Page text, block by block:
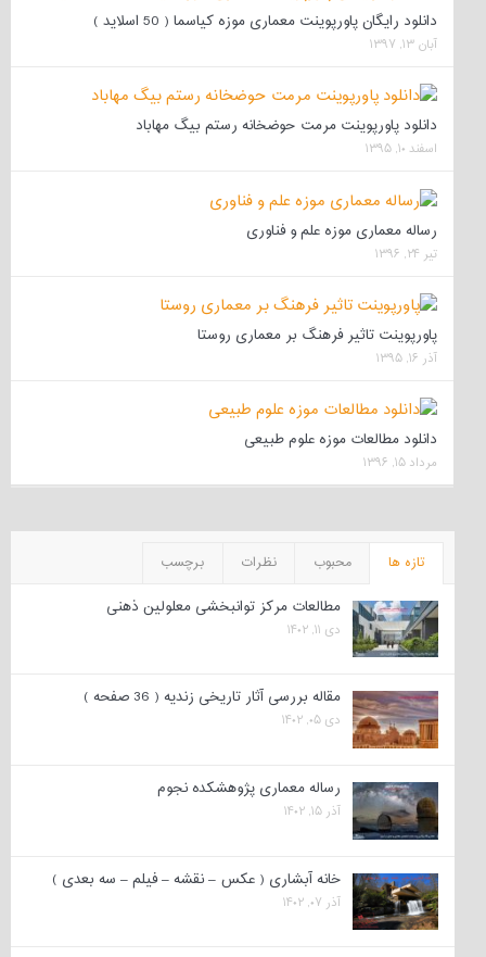
دانلود رایگان پاورپوینت معماری موزه کیاسما ( 50 اسلاید )
آبان ۱۳, ۱۳۹۷
دانلود پاورپوینت مرمت حوضخانه رستم بیگ مهاباد
اسفند ۱۰, ۱۳۹۵
رساله معماری موزه علم و فناوری
تیر ۲۴, ۱۳۹۶
پاورپوینت تاثیر فرهنگ بر معماری روستا
آذر ۱۶, ۱۳۹۵
دانلود مطالعات موزه علوم طبیعی
مرداد ۱۵, ۱۳۹۶
تازه ها محبوب نظرات برچسب
مطالعات مرکز توانبخشی معلولین ذهنی
دی ۱۱, ۱۴۰۲
مقاله بررسی آثار تاریخی زندیه ( 36 صفحه )
دی ۰۵, ۱۴۰۲
رساله معماری پژوهشکده نجوم
آذر ۱۵, ۱۴۰۲
خانه آبشاری ( عکس – نقشه – فیلم – سه بعدی )
آذر ۰۷, ۱۴۰۲